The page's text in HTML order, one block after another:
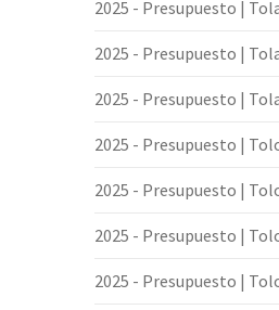
2025 - Presupuesto |
2025 - Presupuesto |
2025 - Presupuesto |
2025 - Presupuesto |
2025 - Presupuesto |
2025 - Presupuesto |
2025 - Presupuesto |